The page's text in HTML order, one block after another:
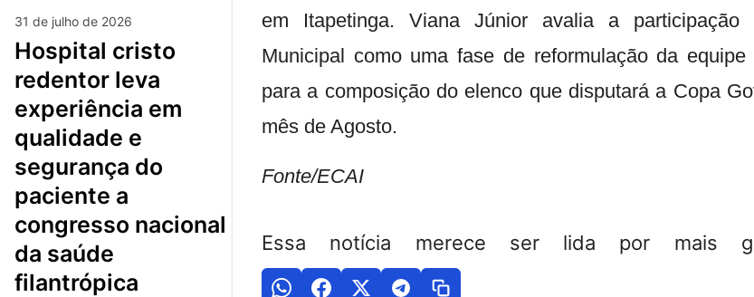
31 de julho de 2026
hospital cristo
redentor leva
experiência em
qualidade e
segurança do
paciente a
congresso nacional
da saúde
filantrópica
em Itapetinga. Viana Júnior avalia a participação
Municipal como uma fase de reformulação da
para a composição do elenco que disputará a Copa
mês de Agosto.
Fonte/ECAI
Essa notícia merece ser lida por mais